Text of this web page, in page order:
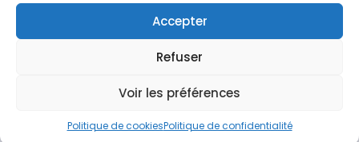
Accepter
Refuser
Voir les préférences
Politique de cookiesPolitique de confidentialité
Espace Recrutement
propulsé fièrement par
Une création
confidentialité